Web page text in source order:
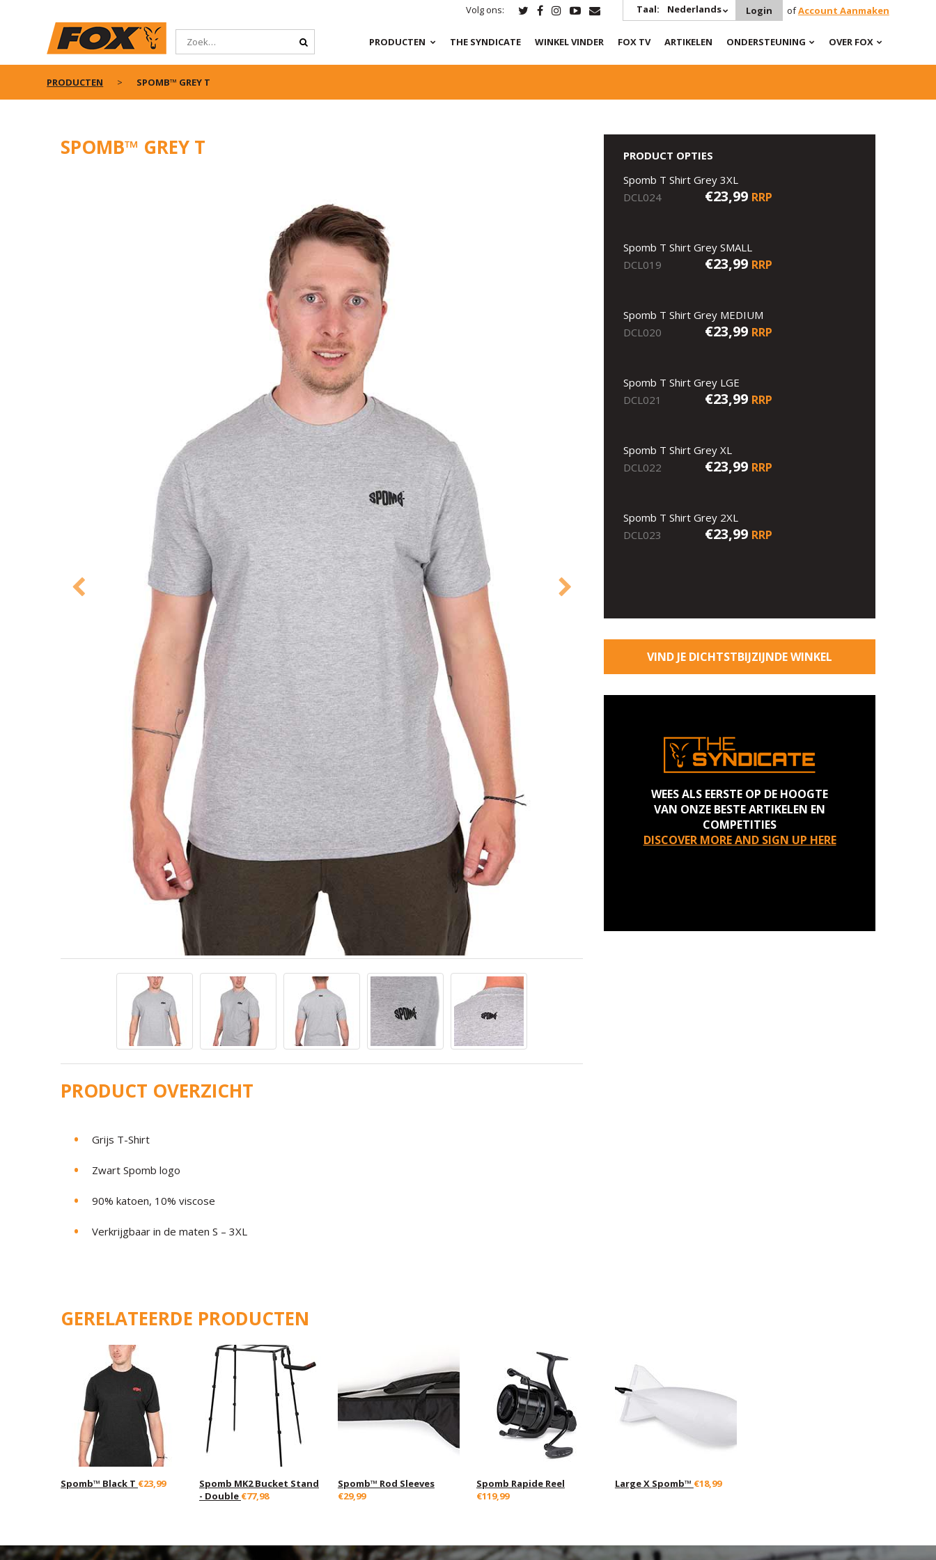
Volg ons: Taal: Nederlands Login ofAccount Aanmaken
PRODUCTEN THE SYNDICATE WINKEL VINDER FOX TV ARTIKELEN ONDERSTEUNING OVER FOX
PRODUCTEN SPOMB™ GREY T
SPOMB™ GREY T
PRODUCT OVERZICHT
Grijs T-Shirt
Zwart Spomb logo
90% katoen, 10% viscose
Verkrijgbaar in de maten S – 3XL
PRODUCT OPTIES
Spomb T Shirt Grey 3XL
DCL024
€23,99 RRP
Spomb T Shirt Grey SMALL
DCL019
€23,99 RRP
Spomb T Shirt Grey MEDIUM
DCL020
€23,99 RRP
Spomb T Shirt Grey LGE
DCL021
€23,99 RRP
Spomb T Shirt Grey XL
DCL022
€23,99 RRP
Spomb T Shirt Grey 2XL
DCL023
€23,99 RRP
VIND JE DICHTSTBIJZIJNDE WINKEL
WEES ALS EERSTE OP DE HOOGTE
VAN ONZE BESTE ARTIKELEN EN
COMPETITIES
DISCOVER MORE AND SIGN UP HERE
GERELATEERDE PRODUCTEN
Spomb™ Black T €23,99
Spomb MK2 Bucket Stand
- Double €77,98
Spomb™ Rod Sleeves
€29,99
Spomb Rapide Reel
€119,99
Large X Spomb™ €18,99